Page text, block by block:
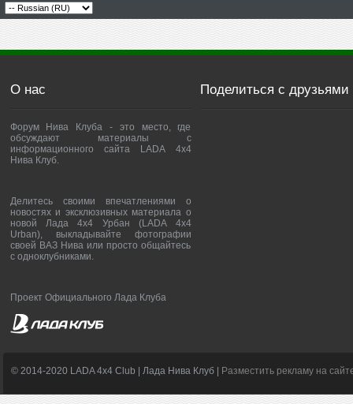
О нас
Форум Нива Клуба - это место, где
обсуждают материалы с
информационного сайта LADA 4x4
Нива Клуб.
Делитесь своими впечатлениями о
новостях и эксклюзивных материала о
новой Лада 4х4 Урбан (LADA 4x4
Urban), выкладывайте фотографии
своей ВАЗ Нива или просто общайтесь
с одноклубниками.
Проект Официального Лада Клуба
Поделиться с друзьями
© 2014-2020 LADA 4x4 Club | Лада Нива Клуб | Разместить рекламу на